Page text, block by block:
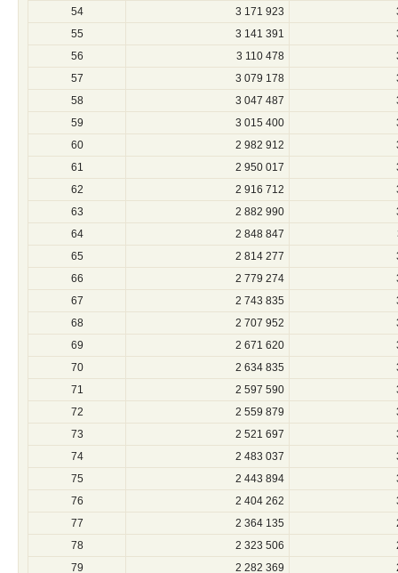
54
3 171 923
55
3 141 391
56
3 110 478
57
3 079 178
58
3 047 487
59
3 015 400
60
2 982 912
61
2 950 017
62
2 916 712
63
2 882 990
64
2 848 847
65
2 814 277
66
2 779 274
67
2 743 835
68
2 707 952
69
2 671 620
70
2 634 835
71
2 597 590
72
2 559 879
73
2 521 697
74
2 483 037
75
2 443 894
76
2 404 262
77
2 364 135
78
2 323 506
79
2 282 369